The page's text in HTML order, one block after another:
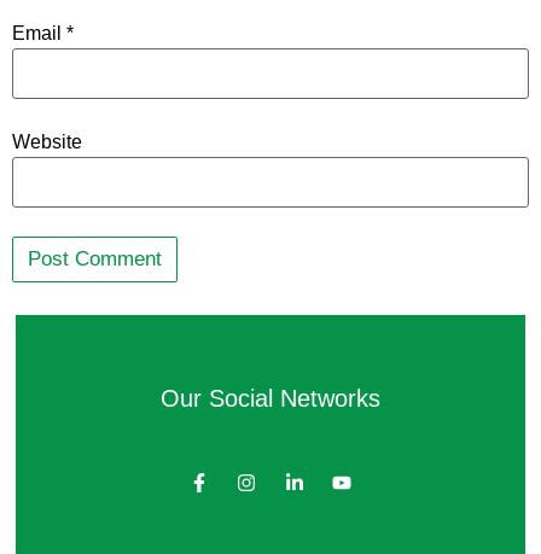
Email *
Website
Our Social Networks